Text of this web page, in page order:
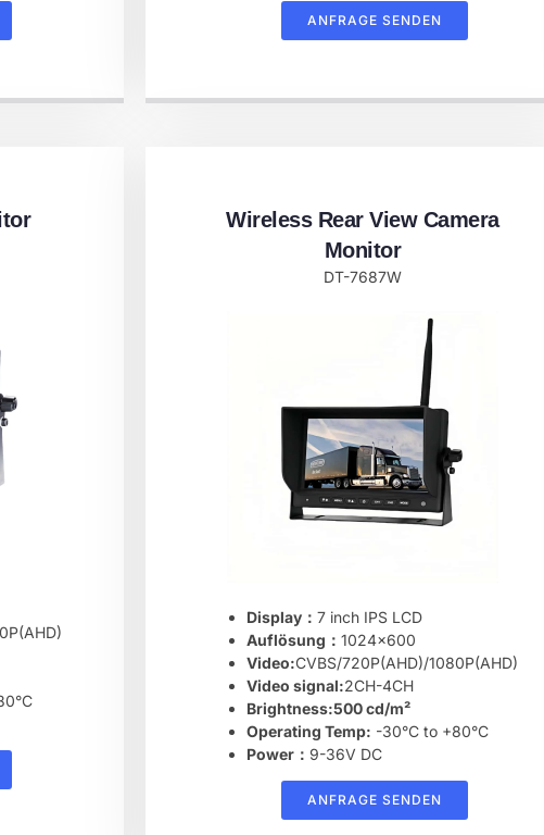
ANFRAGE SENDEN
Wireless Rear View Camera
Monitor​
DT-7687W
Display： 7 inch IPS LCD
Auflösung： 1024×600
Video:CVBS/720P(AHD)/1080P(AHD)
Video signal:2CH-4CH
Brightness:500 cd/m²
Operating Temp: -30°C to +80°C
Power： 9-36V DC
ANFRAGE SENDEN